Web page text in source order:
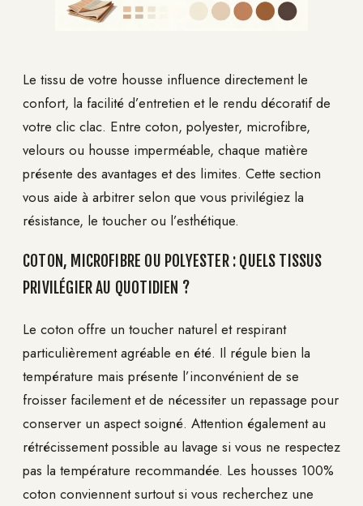
Le tissu de votre housse influence directement le
confort, la facilité d’entretien et le rendu décoratif de
votre clic clac. Entre coton, polyester, microfibre,
velours ou housse imperméable, chaque matière
présente des avantages et des limites. Cette section
vous aide à arbitrer selon que vous privilégiez la
résistance, le toucher ou l’esthétique.
COTON, MICROFIBRE OU POLYESTER : QUELS TISSUS
PRIVILÉGIER AU QUOTIDIEN ?
Le coton offre un toucher naturel et respirant
particulièrement agréable en été. Il régule bien la
température mais présente l’inconvénient de se
froisser facilement et de nécessiter un repassage pour
conserver un aspect soigné. Attention également au
rétrécissement possible au lavage si vous ne respectez
pas la température recommandée. Les housses 100%
coton conviennent surtout si vous recherchez une